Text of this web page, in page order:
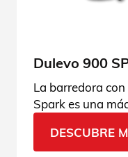
Dulevo 900
La barredora
Spark es una
necesidad.
DESCUBRE